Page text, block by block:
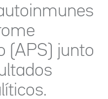
(APS) junto